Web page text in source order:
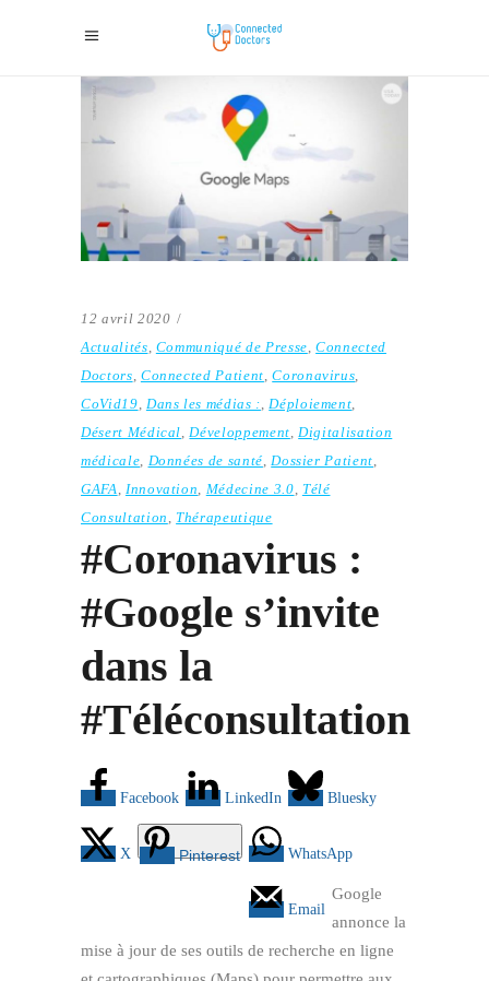
12 avril 2020
Actualités Communiqué de Presse ,Connected
Doctors Connected Patient ,Coronavirus
CoVid19 Dans les médias : Déploiement
Désert Médical Développement Digitalisation
médicale Données de santé Dossier Patient
GAFA
Innovation Médecine 3.0 Télé
Consultation
Thérapeutique
#Coronavirus :
#Google s’invite
dans la
#Téléconsultation
Facebook LinkedIn Bluesky
X Pinterest WhatsApp
Email
Google
annonce la
mise à jour de ses outils de recherche en ligne